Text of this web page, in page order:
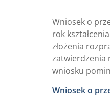
Wniosek o
rok
złożenia
zatwierdzenia
wniosku
Wniosek o